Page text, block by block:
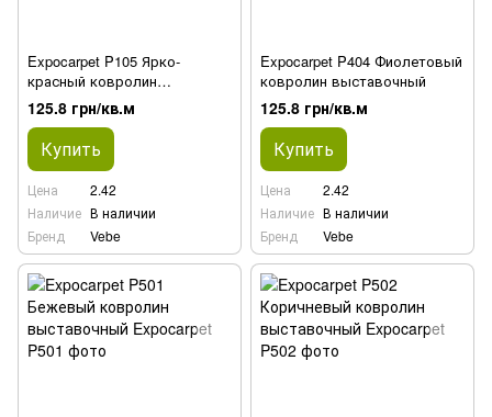
Expocarpet P105 Ярко-
красный ковролин
выставочный
125.8 грн/кв.м
Купить
Цена
2.42
Наличие В наличии
Бренд
Vebe
Expocarpet P404 Фиолетовый
ковролин выставочный
125.8 грн/кв.м
Купить
Цена
2.42
Наличие В наличии
Бренд
Vebe